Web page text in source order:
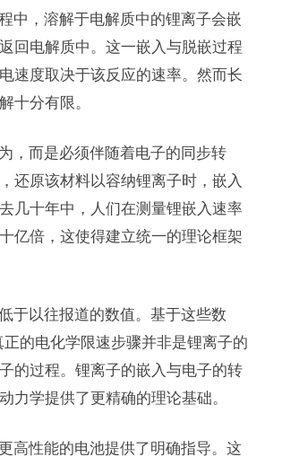
中，溶解于电解质中的锂离子会嵌
回电解质中。这一嵌入与脱嵌过程
速度取决于该反应的速率。然而长
十分有限。
，而是必须伴随着电子的同步转
还原该材料以容纳锂离子时，嵌入
几十年中，人们在测量锂嵌入速率
亿倍，这使得建立统一的理论框架
于以往报道的数值。基于这些数
的电化学限速步骤并非是锂离子的
的过程。锂离子的嵌入与电子的转
力学提供了更精确的理论基础。
高性能的电池提供了明确指导。这